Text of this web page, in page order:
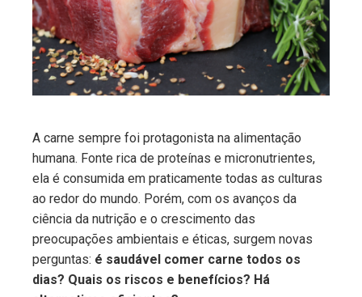
A carne sempre foi protagonista na alimentação
humana. Fonte rica de proteínas e micronutrientes,
ela é consumida em praticamente todas as culturas
ao redor do mundo. Porém, com os avanços da
ciência da nutrição e o crescimento das
preocupações ambientais e éticas, surgem novas
perguntas: é saudável comer carne todos os
dias? Quais os riscos e benefícios? Há